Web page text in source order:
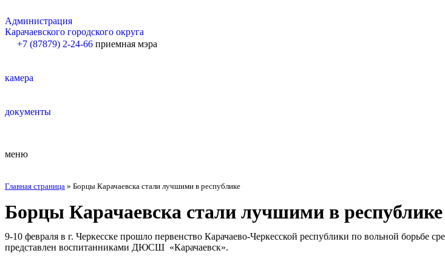
Администрация
Карачаевского городского округа
+7 (87879) 2-24-66 приемная мэра
камера
документы
меню
Главная страница » Борцы Карачаевска стали лучшими в республике
Борцы Карачаевска стали лучшими в республике
9-10 февраля в г. Черкесске прошло первенство Карачаево-Черкесской республики по вольной борьбе
представлен воспитанниками ДЮСШ «Карачаевск».